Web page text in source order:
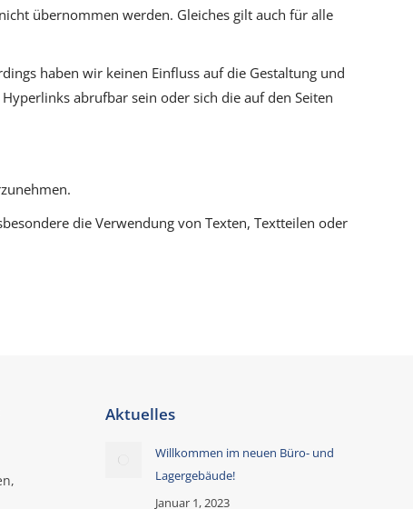
übernommen werden. Gleiches gilt auch für alle
haben wir keinen Einfluss auf die Gestaltung und
abrufbar sein oder sich die auf den Seiten
die Verwendung von Texten, Textteilen oder
Aktuelles
Willkommen im neuen Büro- und
Lagergebäude!
Januar 1, 2023